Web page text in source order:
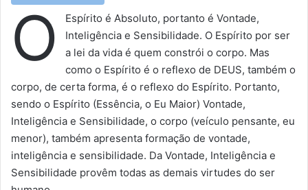
O
Espírito é Absoluto, portanto é Vontade,
Inteligência e Sensibilidade. O Espírito por ser
a lei da vida é quem constrói o corpo. Mas
como o Espírito é o reflexo de DEUS, também o
corpo, de certa forma, é o reflexo do Espírito. Portanto,
sendo o Espírito (Essência, o Eu Maior) Vontade,
Inteligência e Sensibilidade, o corpo (veículo pensante, eu
menor), também apresenta formação de vontade,
inteligência e sensibilidade. Da Vontade, Inteligência e
Sensibilidade provêm todas as demais virtudes do ser